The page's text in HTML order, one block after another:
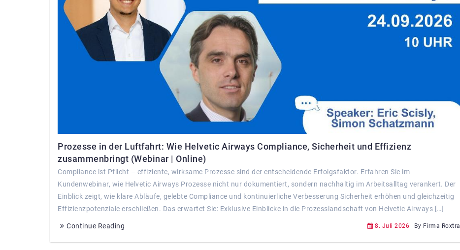
Prozesse in der Luftfahrt: Wie Helvetic Airways Compliance, Sicherheit und Effizienz
zusammenbringt (Webinar | Online)
Compliance ist Pflicht – effiziente, wirksame Prozesse sind der entscheidende Erfolgsfaktor. Erfahren Sie im
Kundenwebinar, wie Helvetic Airways Prozesse nicht nur dokumentiert, sondern nachhaltig im Arbeitsalltag verankert. Der
Einblick zeigt, wie klare Abläufe, gelebte Compliance und kontinuierliche Verbesserung Sicherheit erhöhen und gleichzeitig
Effizienzpotenziale erschließen. Das erwartet Sie: Exklusive Einblicke in die Prozesslandschaft von Helvetic Airways […]
Continue Reading 8. Juli 2026 By Firma Roxtra